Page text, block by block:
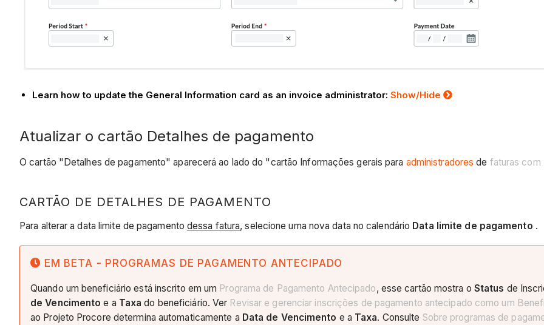
Learn how to update the General Information card as an invoice administrator: Show/Hide
Atualizar o cartão Detalhes de pagamento
O cartão "Detalhes de pagamento" aparecerá ao lado do "cartão Informações gerais para administradores de faturas com
CARTÃO DE DETALHES DE PAGAMENTO
Para alterar a data limite de pagamentodessa fatura, selecione uma nova data no calendário Data limite de pagamento .
EM BETA - PROGRAMAS DE PAGAMENTO ANTECIPADO
Quando um beneficiário está inscrito em um Programa de Pagamento Antecipado, esse cartão mostra o Status de
de Vencimento e a Taxa do beneficiário. Ver Revisar e gerenciar inscrições de pagamento antecipado como um
ao Projeto Procore determina automaticamente a Data de Vencimento e a Taxa. Consulte Sobre programas de